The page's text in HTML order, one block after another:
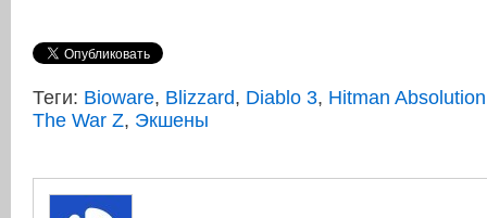
Теги: Bioware, Blizzard, Diablo 3, Hitman Absolution
The War Z, Экшены